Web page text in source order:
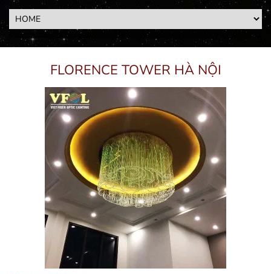
FLORENCE TOWER HÀ NỘI